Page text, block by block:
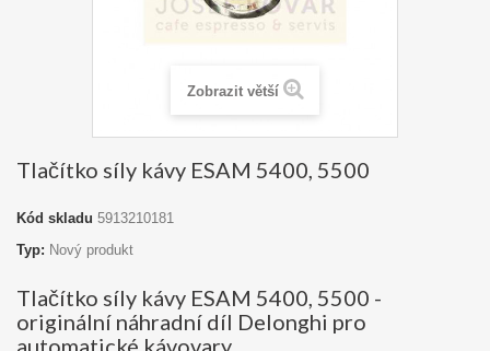
Zobrazit větší
Tlačítko síly kávy ESAM 5400, 5500
Kód skladu 5913210181
Typ: Nový produkt
Tlačítko síly kávy ESAM 5400, 5500 -
originální náhradní díl Delonghi pro
automatické kávovary